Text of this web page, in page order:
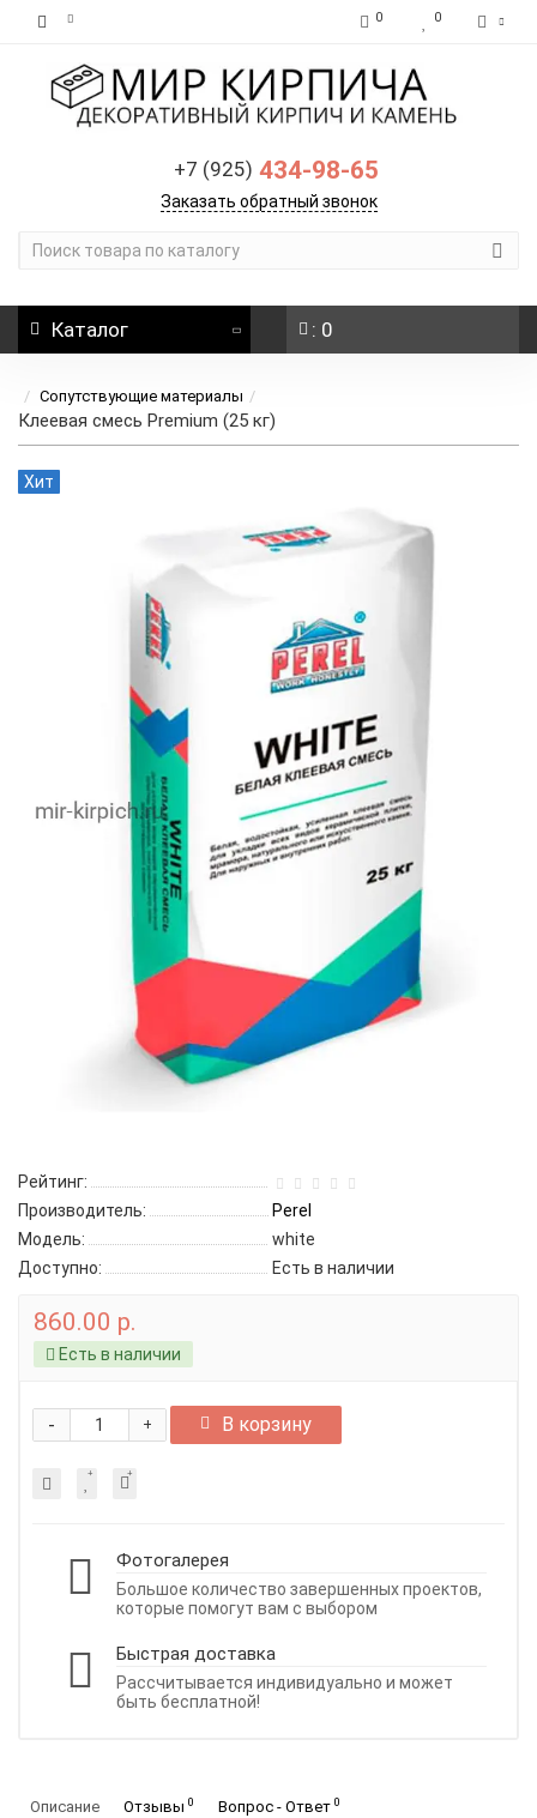
0 0
+7 (925) 434-98-65
Заказать обратный звонок
Каталог : 0
Сопутствующие материалы
Клеевая смесь Premium (25 кг)
Хит
Рейтинг:
Производитель:
Perel
Модель:
white
Доступно:
Есть в наличии
860.00 р.
Есть в наличии
+
- В корзину
Фотогалерея
Большое количество завершенных проектов,
которые помогут вам с выбором
Быстрая доставка
Рассчитывается индивидуально и может
быть бесплатной!
Описание Отзывы 0 Вопрос - Ответ 0